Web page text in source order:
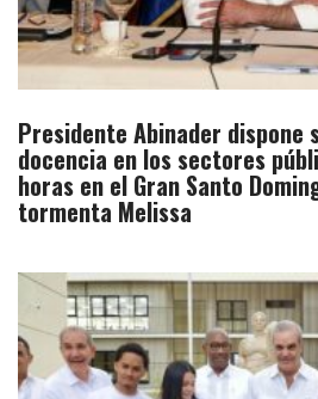
Presidente Abinader dispone
docencia en los sectores
horas en el Gran Santo
tormenta Melissa